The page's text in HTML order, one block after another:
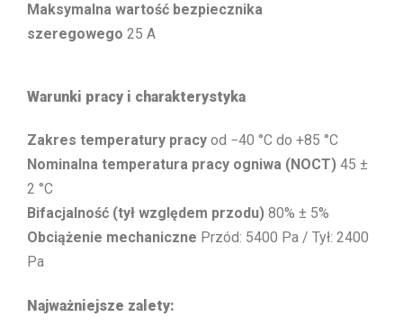
Maksymalna wartość bezpiecznika
szeregowego 25 A
Warunki pracy i charakterystyka
Zakres temperatury pracy od −40 °C do +85 °C
Nominalna temperatura pracy ogniwa (NOCT) 45 ±
2 °C
Bifacjalność (tył względem przodu) 80% ± 5%
Obciążenie mechaniczne Przód: 5400 Pa / Tył: 2400
Pa
Najważniejsze zalety: